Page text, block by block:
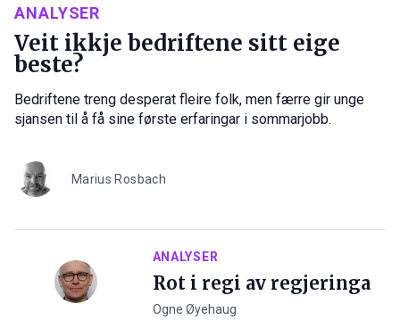
ANALYSER
Veit ikkje bedriftene sitt eige
beste?
Bedriftene treng desperat fleire folk, men færre gir unge
sjansen til å få sine første erfaringar i sommarjobb.
Marius Rosbach
ANALYSER
Rot i regi av regjeringa
Ogne Øyehaug